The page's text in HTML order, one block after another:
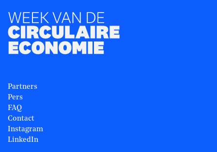
Partners
Pers
FAQ
Contact
Instagram
LinkedIn